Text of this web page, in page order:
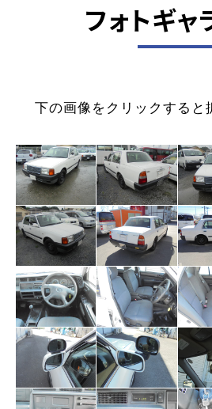
フォトギャ
下の画像をクリックすると